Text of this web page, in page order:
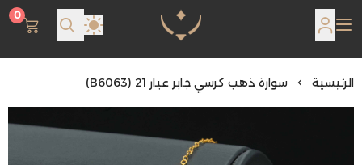
مجوهرات لمعة اللؤلؤة
0
الرئيسية سوارة ذهب كرسي جابر عيار 21 (B6063)